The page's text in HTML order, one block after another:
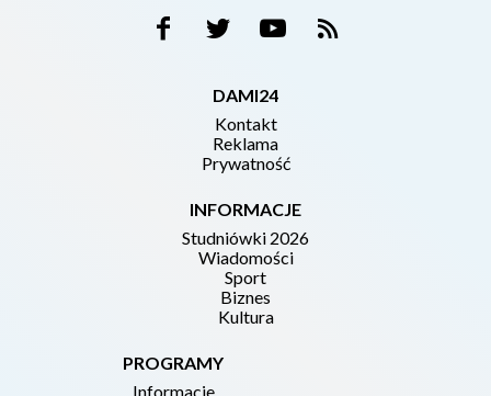
DAMI24
Kontakt
Reklama
Prywatność
INFORMACJE
Studniówki 2026
Wiadomości
Sport
Biznes
Kultura
PROGRAMY
Informacje